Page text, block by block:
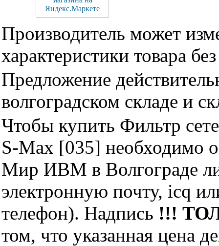
Производитель может
характеристики товара
Предложение
волгоградском складе и
Чтобы купить Фильтр
S-Max [035] необходимо
Мир ИВМ в Волгограде
электронную почту, icq
телефон). Надпись !!!
том, что указанная цена